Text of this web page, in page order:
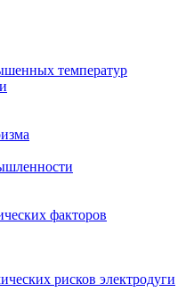
температур
факторов
рисков электродуги